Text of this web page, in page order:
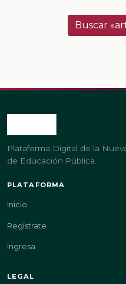
Buscar
Plataforma Digital de la
de Educación Pública.
PLATAFORMA
Inicio
Regístrate
Ingresa
LEGAL